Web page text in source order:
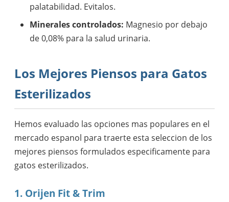
palatabilidad. Evitalos.
Minerales controlados: Magnesio por debajo
de 0,08% para la salud urinaria.
Los Mejores Piensos para Gatos
Esterilizados
Hemos evaluado las opciones mas populares en el
mercado espanol para traerte esta seleccion de los
mejores piensos formulados especificamente para
gatos esterilizados.
1. Orijen Fit & Trim